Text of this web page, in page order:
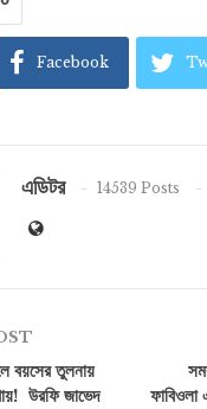
Facebook
এডিটর 14539 Posts
বয়সের তুলনায়
উরফি জাভেদ